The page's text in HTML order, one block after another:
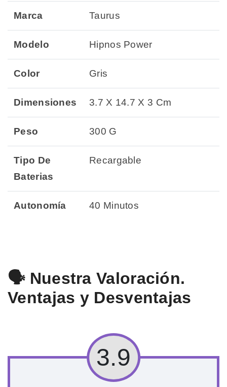
Marca Taurus
Modelo Hipnos Power
Color Gris
Dimensiones 3.7 X 14.7 X 3 Cm
Peso 300 G
Tipo De
Baterias
Recargable
Autonomía 40 Minutos
🗣️ Nuestra Valoración.
Ventajas y Desventajas
3.9